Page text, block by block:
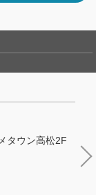
タウン高松2F